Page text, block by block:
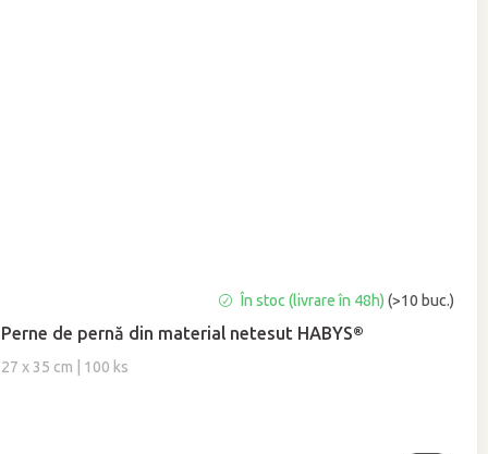
Perne de pernă din material netesut HABYS®
27 x 35 cm | 100 ks
a
produsului
În stoc (livrare în 48h)(>10 buc.)